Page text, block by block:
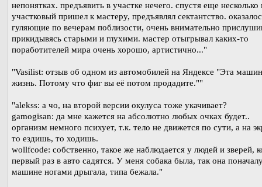
непонятках. предъявить в участке нечего. спустя еще несколько
участковый пришел к мастеру, предъявлял сектантство.
гуляющие по вечерам поблизости, очень внимательно
прикидывясь старыми и глухими. мастер отыгрывал каких-то
поработителей мира очень хорошо, артистично..."
"Vasilist: отзыв об одном из автомобилей на Яндексе "Эта
жизнь. Потому что фиг вы её потом продадите.""
"alekss: а чо, на второй версии окулуса тоже укачивает?
gamogisan: да мне кажется на абсолютно любых очках будет..
организм немного психует, т.к. тело не движется по сути, а на
то ездишь, то ходишь.
wollfcode: собственно, такое же наблюдается у людей и зверей,
первый раз в авто садятся. У меня собака была, так она
машине ногами дрыгала, типа бежала."